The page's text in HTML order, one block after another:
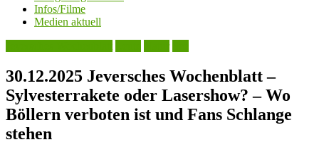
Infos/Filme
Medien aktuell
30.12.2025 Jeversches Wochenblatt –
Sylvesterrakete oder Lasershow? – Wo
Böllern verboten ist und Fans Schlange
stehen